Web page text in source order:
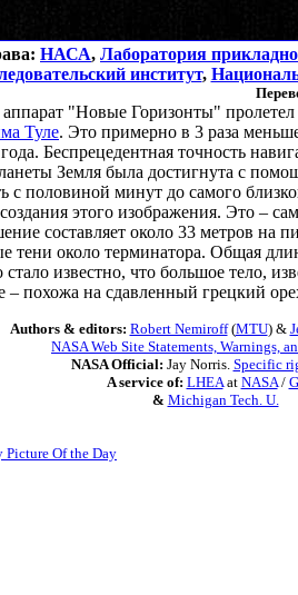
НАСА, Лаборатория
институт,
аппарат "Новые Горизонты"
Туле. Это примерно в 3 раза
Беспрецедентная точность
Земля была достигнута с
с половиной минут до самого
этого изображения. Это –
составляет около 33 метров
тени около терминатора. Общая
известно, что большое тело,
– похожа на сдавленный грецкий
Authors & editors: Robert Nemiroff(MTU) &
NASA Web Site Statements, Warnings,
NASA Official: Jay Norris. Specific
A service of: LHEAat NASA/
& Michigan Tech. U.
Picture Of the Day